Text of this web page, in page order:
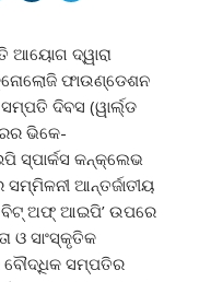
ଆୟୋଗ ଦ୍ୱାରା
ଫାଉଣ୍ଡେଶନ
ଦିବସ (ୱାର୍ଲ୍ଡ
ଭିକେ-
ସ୍ପାର୍କସ କନ୍‌କ୍ଲେଭ
ଆନ୍ତର୍ଜାତୀୟ
ଅଫ୍ ଆଇପି’ ଉପରେ
ଓ ସାଂସ୍କୃତିକ
ବୌଦ୍ଧିକ ସମ୍ପତିର